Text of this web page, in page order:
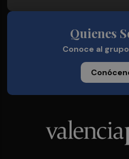
Quienes
Conoce al